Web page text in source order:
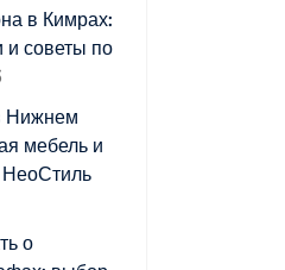
в Кимрах:
и советы по
Нижнем
мебель и
НеоСтиль
о